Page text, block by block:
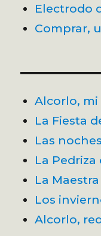
Electrodo
Comprar,
Alcorlo,
La Fiesta
Las
La
La
Los
Alcorlo,